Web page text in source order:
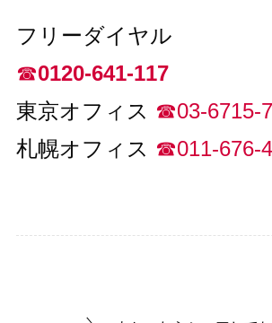
フリーダイヤル
☎︎0120-641-117
東京オフィス ☎︎03-6715-
札幌オフィス ☎︎011-676-